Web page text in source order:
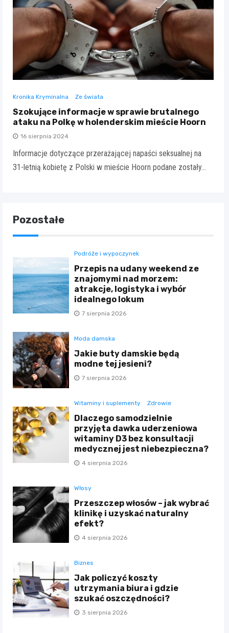
Kronika Kryminalna Ze świata
Szokujące informacje w sprawie brutalnego
ataku na Polkę w holenderskim mieście Hoorn
16 sierpnia 2024
Informacje dotyczące przerażającej napaści seksualnej na
31-letnią kobietę z Polski w mieście Hoorn podane zostały…
Pozostałe
Podróże i wypoczynek
Przepis na udany weekend ze
znajomymi nad morzem:
atrakcje, logistyka i wybór
idealnego lokum
7 sierpnia 2026
Moda damska
Jakie buty damskie będą
modne tej jesieni?
7 sierpnia 2026
Witaminy i suplementy Zdrowie
Dlaczego samodzielnie
przyjęta dawka uderzeniowa
witaminy D3 bez konsultacji
medycznej jest niebezpieczna?
4 sierpnia 2026
Włosy
Przeszczep włosów – jak wybrać
klinikę i uzyskać naturalny
efekt?
4 sierpnia 2026
Biznes
Jak policzyć koszty
utrzymania biura i gdzie
szukać oszczędności?
3 sierpnia 2026